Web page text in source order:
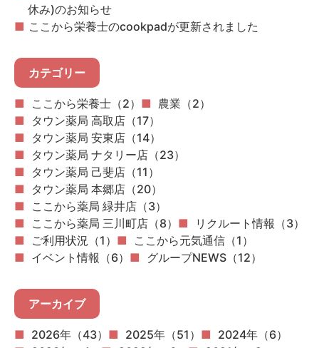
休み)のお知らせ
ここから栄養士のcookpadが更新されました
カテゴリー
ここから栄養士（2）
農業（2）
タウン薬局 高取店（17）
タウン薬局 安東店（14）
タウン薬局 ナタリー店（23）
タウン薬局 己斐店（11）
タウン薬局 本郷店（20）
ここから薬局 緑井店（3）
ここから薬局 三川町店（8）
リクルート情報（3）
ご利用状況（1）
ここから元気通信（1）
イベント情報（6）
グループNEWS（12）
アーカイブ
2026年（43） 2025年（51）
2024年（6）